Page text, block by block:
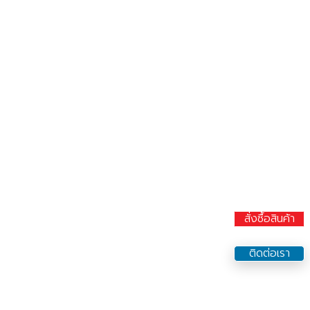
สั่งซื้อสินค้า
ติดต่อเรา